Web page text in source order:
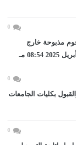
0
كيلو جرام لحوم مذبوحة خارج
0
التقدم والقبول بكليات الجامعات
0